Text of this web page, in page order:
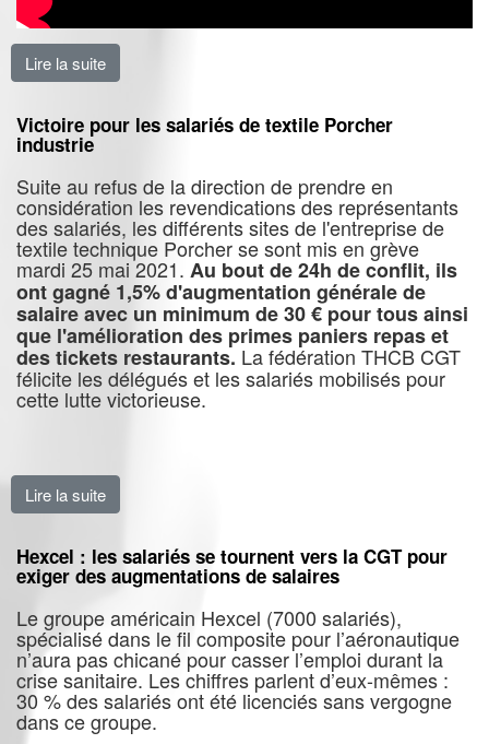
Lire la suite
Victoire pour les salariés de textile Porcher
industrie
Suite au refus de la direction de prendre en
considération les revendications des représentants
des salariés, les différents sites de l'entreprise de
textile technique Porcher se sont mis en grève
mardi 25 mai 2021. Au bout de 24h de conflit, ils
ont gagné 1,5% d'augmentation générale de
salaire avec un minimum de 30 € pour tous ainsi
que l'amélioration des primes paniers repas et
des tickets restaurants. La fédération THCB CGT
félicite les délégués et les salariés mobilisés pour
cette lutte victorieuse.
Lire la suite
Hexcel : les salariés se tournent vers la CGT pour
exiger des augmentations de salaires
Le groupe américain Hexcel (7000 salariés),
spécialisé dans le fil composite pour l’aéronautique
n’aura pas chicané pour casser l’emploi durant la
crise sanitaire. Les chiffres parlent d’eux-mêmes :
30 % des salariés ont été licenciés sans vergogne
dans ce groupe.